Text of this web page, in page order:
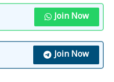
Join Now
Join Now